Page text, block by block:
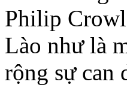
Philip
Lào như là
rộng sự can